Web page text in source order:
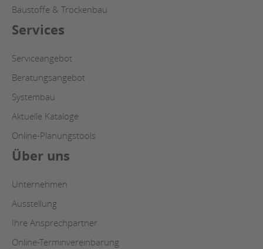
Baustoffe & Trockenbau
Services
Serviceangebot
Beratungsangebot
Systembau
Aktuelle Kataloge
Online-Planungstools
Über uns
Unternehmen
Ausstellung
Ihre Ansprechpartner
Online-Terminvereinbarung